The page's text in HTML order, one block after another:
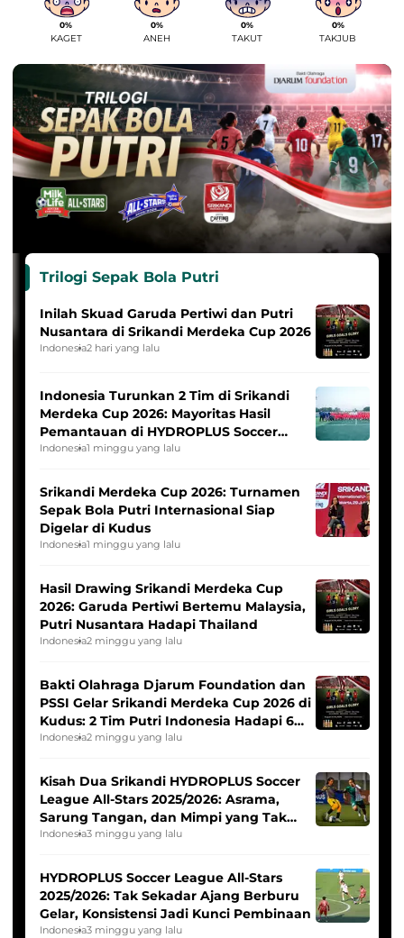
0%
KAGET
0%
ANEH
0%
TAKUT
0%
TAKJUB
Trilogi Sepak Bola Putri
Inilah Skuad Garuda Pertiwi dan Putri
Nusantara di Srikandi Merdeka Cup 2026
Indonesia2 hari yang lalu
Indonesia Turunkan 2 Tim di Srikandi
Merdeka Cup 2026: Mayoritas Hasil
Pemantauan di HYDROPLUS Soccer
League
Indonesia1 minggu yang lalu
Srikandi Merdeka Cup 2026: Turnamen
Sepak Bola Putri Internasional Siap
Digelar di Kudus
Indonesia1 minggu yang lalu
Hasil Drawing Srikandi Merdeka Cup
2026: Garuda Pertiwi Bertemu Malaysia,
Putri Nusantara Hadapi Thailand
Indonesia2 minggu yang lalu
Bakti Olahraga Djarum Foundation dan
PSSI Gelar Srikandi Merdeka Cup 2026 di
Kudus: 2 Tim Putri Indonesia Hadapi 6
Tim Asia
Indonesia2 minggu yang lalu
Kisah Dua Srikandi HYDROPLUS Soccer
League All-Stars 2025/2026: Asrama,
Sarung Tangan, dan Mimpi yang Tak
Pernah Padam
Indonesia3 minggu yang lalu
HYDROPLUS Soccer League All-Stars
2025/2026: Tak Sekadar Ajang Berburu
Gelar, Konsistensi Jadi Kunci Pembinaan
Indonesia3 minggu yang lalu